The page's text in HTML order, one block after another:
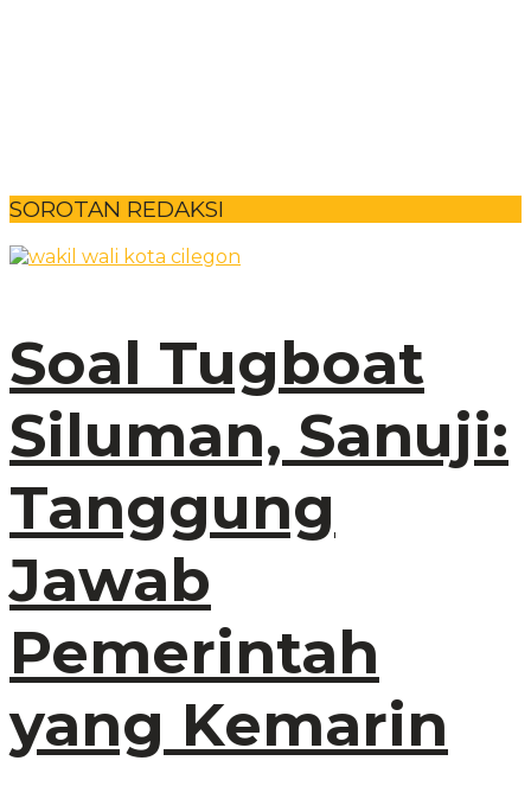
SOROTAN REDAKSI
Soal Tugboat
Siluman, Sanuji:
Tanggung
Jawab
Pemerintah
yang Kemarin